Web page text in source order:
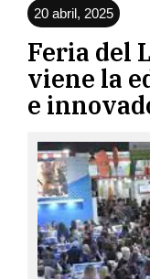
20 abril, 2025
Feria del
viene la
e